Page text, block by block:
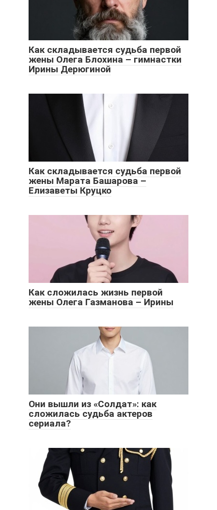
Как складывается судьба первой
жены Олега Блохина – гимнастки
Ирины Дерюгиной
Как складывается судьба первой
жены Марата Башарова –
Елизаветы Круцко
Как сложилась жизнь первой
жены Олега Газманова – Ирины
Они вышли из «Солдат»: как
сложилась судьба актеров
сериала?